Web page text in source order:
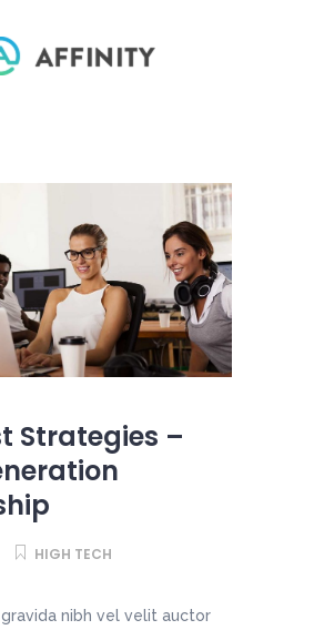
Strategies –
HIGH TECH
nibh vel velit auctor